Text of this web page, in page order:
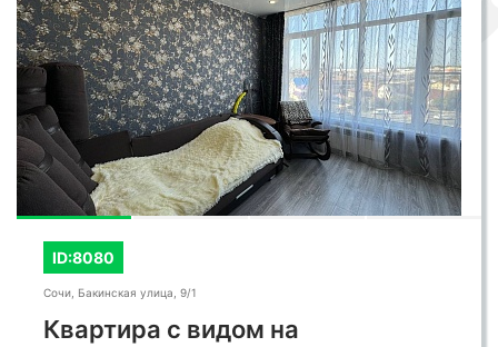
ID:8080
Сочи, Бакинская улица, 9/1
Квартира с видом на